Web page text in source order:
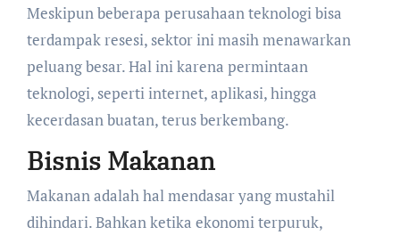
Meskipun beberapa perusahaan teknologi bisa
terdampak resesi, sektor ini masih menawarkan
peluang besar. Hal ini karena permintaan
teknologi, seperti internet, aplikasi, hingga
kecerdasan buatan, terus berkembang.
Bisnis Makanan
Makanan adalah hal mendasar yang mustahil
dihindari. Bahkan ketika ekonomi terpuruk,